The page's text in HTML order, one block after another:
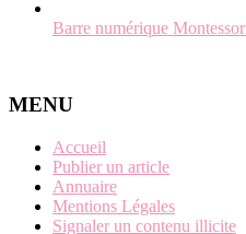
Barre numérique
MENU
Accueil
Publier un article
Annuaire
Mentions Légales
Signaler un contenu illicite